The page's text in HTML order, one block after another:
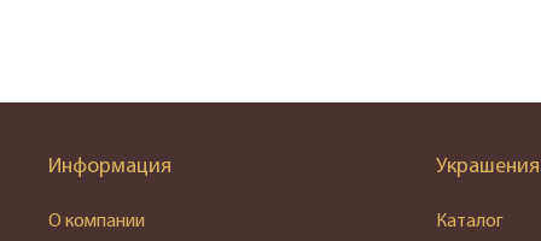
Информация
О компании
Украшения
Каталог